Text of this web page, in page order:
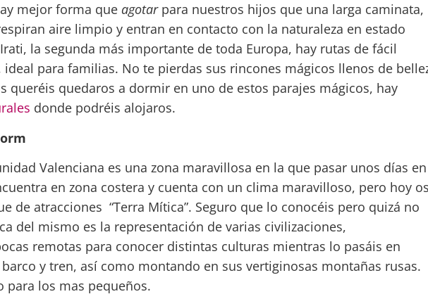
mejor forma que agotarpara nuestros hijos que una larga caminata,
aire limpio y entran en contacto con la naturaleza en estado
la segunda más importante de toda Europa, hay rutas de fácil
ideal para familias. No te pierdas sus rincones mágicos llenos de
queréis quedaros a dormir en uno de estos parajes mágicos, hay
donde podréis alojaros.
Valenciana es una zona maravillosa en la que pasar unos días en
en zona costera y cuenta con un clima maravilloso, pero hoy
de atracciones “Terra Mítica”. Seguro que lo conocéis pero quizá no
del mismo es la representación de varias civilizaciones,
remotas para conocer distintas culturas mientras lo pasáis en
y tren, así como montando en sus vertiginosas montañas rusas.
para los mas pequeños.